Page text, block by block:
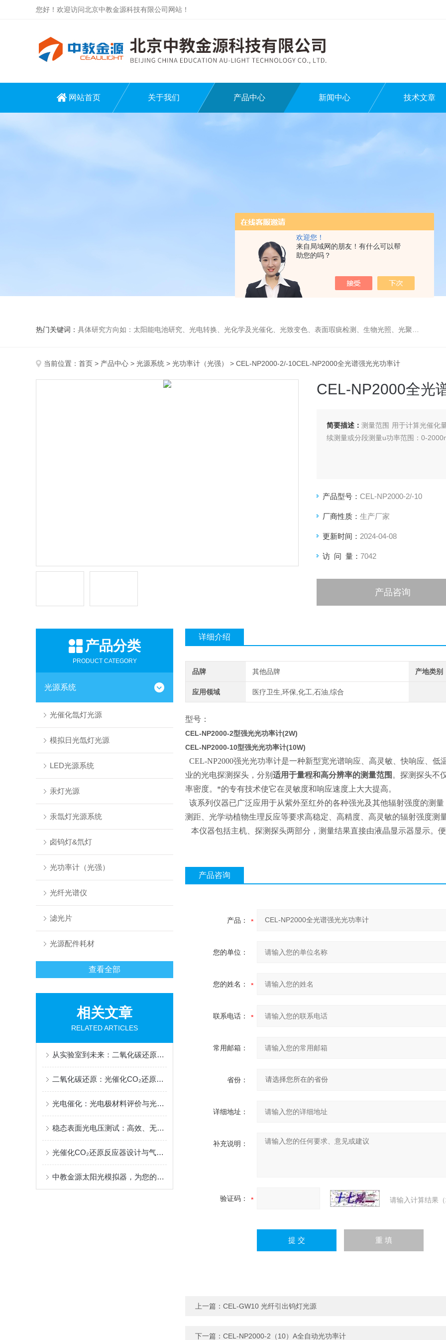
欢迎您！
来自局域网的朋友！有什么可以帮
助您的吗？
您好！欢迎访问北京中教金源科技有限公司网站！
网站首页 关于我们 产品中心 新闻中心 技术文章
热门关键词： 具体研究方向如：太阳能电池研究、光电转换、光化学及光催化、光致变色、表面瑕疵检测、生物光照、光聚合等诸多领域。
当前位置： 首页 > 产品中心 > 光源系统 > 光功率计（光强） > CEL-NP2000-2/-10CEL-NP2000全光谱强光光功率计
CEL-NP2000全光
简要描述：测量范围 用于计算光催化
续测量或分段测量u功率范围：0-
产品型号： CEL-NP2000-2/-10
厂商性质： 生产厂家
更新时间： 2024-04-08
访 问 量： 7042
产品咨询
产品分类
PRODUCT CATEGORY
光源系统
光催化氙灯光源
模拟日光氙灯光源
LED光源系统
汞灯光源
汞氙灯光源系统
卤钨灯&氘灯
光功率计（光强）
光纤光谱仪
滤光片
光源配件耗材
查看全部
相关文章
RELATED ARTICLES
从实验室到未来：二氧化碳还原催化剂的创新设计与性能突破
二氧化碳还原：光催化CO₂还原反应路径与产物选择性调控
光电催化：光电极材料评价与光电化学测试平台
稳态表面光电压测试：高效、无损的材料光电性能筛查与优化工具
光催化CO₂还原反应器设计与气密性验证
中教金源太阳光模拟器，为您的实验保驾护航
详细介绍
品牌 其他品牌 产地类别
应用领域 医疗卫生,环保,化工,石油,综合
型号：
CEL-NP2000-2型强光光功率计(2W)
CEL-NP2000-10型强光光功率计(10W)
CEL-NP2000强光光功率计是一种新型宽光谱响应、高灵敏、快响应、
业的光电探测探头，分别 适用于量程和高分辨率的测量范围 。探测探头不
率密度。*的专有技术使它在灵敏度和响应速度上大大提高。
该系列仪器已广泛应用于从紫外至红外的各种强光及其他辐射强度的测
测距、光学动植物生理反应等要求高稳定、高精度、高灵敏的辐射强度测
本仪器包括主机、探测探头两部分，测量结果直接由液晶显示器显示。
产品咨询
产品：
您的单位：
您的姓名：
联系电话：
常用邮箱：
省份：
详细地址：
补充说明：
验证码： 请输入计算结果
上一篇： CEL-GW10 光纤引出钨灯光源
下一篇： CEL-NP2000-2（10）A全自动光功率计